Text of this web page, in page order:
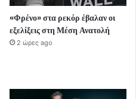
«Φρένο» στα ρεκόρ έβαλαν οι
εξελίξεις στη Μέση Ανατολή
2 ώρες ago